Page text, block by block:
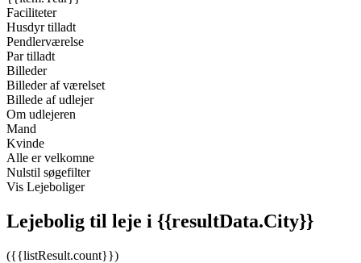
Faciliteter
Husdyr tilladt
Pendlerværelse
Par tilladt
Billeder
Billeder af værelset
Billede af udlejer
Om udlejeren
Mand
Kvinde
Alle er velkomne
Nulstil søgefilter
Vis Lejeboliger
Lejebolig til leje i {{resultData.City}}
({{listResult.count}})